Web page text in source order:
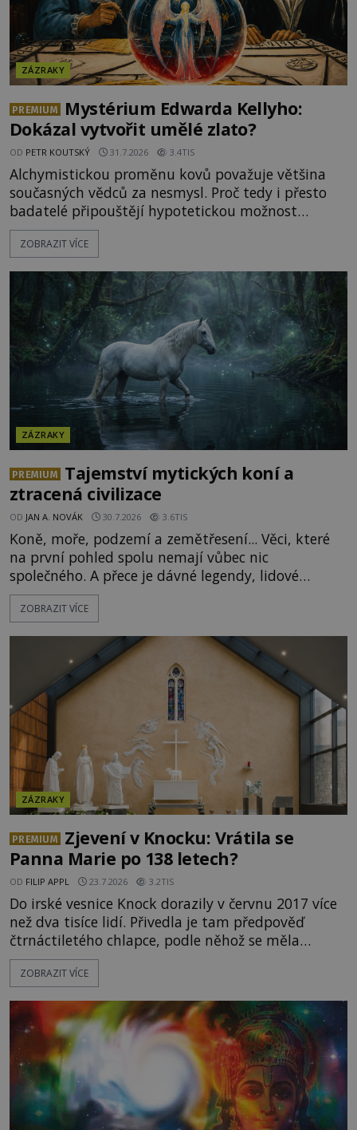
ZÁZRAKY
PREMIUM
Mystérium Edwarda Kellyho:
Dokázal vytvořit umělé zlato?
OD PETR KOUTSKÝ 31.7.2026 3.4TIS
Alchymistickou proměnu kovů považuje většina
současných vědců za nesmysl. Proč tedy i přesto
badatelé připouštějí hypotetickou možnost
transmutace? Mohl její podstatu odhalit anglický
alchymista, vědec a dobrodruh Edward Kelly?
Měšťané pozorují konání muže, který se stává
nesmrtelnou legendou již během
ZOBRAZIT VÍCE
ZÁZRAKY
PREMIUM
Tajemství mytických koní a
ztracená civilizace
OD JAN A. NOVÁK 30.7.2026 3.6TIS
Koně, moře, podzemí a zemětřesení... Věci, které
na první pohled spolu nemají vůbec nic
společného. A přece je dávné legendy, lidové
pohádky i podvědomí psychicky nemocných lidí
podivným způsobem vzájemně propojují. Je
tajemství pocházející ze samých počátků lidské
civilizace? Nebo dokonce z temných vod minulosti
ještě mnohem hlubších? [g
ZOBRAZIT VÍCE
ZÁZRAKY
PREMIUM
Zjevení v Knocku: Vrátila se
Panna Marie po 138 letech?
OD FILIP APPL 23.7.2026 3.2TIS
Do irské vesnice Knock dorazily v červnu 2017 více
než dva tisíce lidí. Přivedla je tam předpověď
čtrnáctiletého chlapce, podle něhož se měla
přesně ve tři hodiny odpoledne zjevit Panna Marie.
Když slunce vystoupilo z mraků, část davu začala
chlapcovo proroctví, nebo poutníci spatřili pouze
neobvyklou hru světla? [gallery
ids="170530,170531,1705
ZOBRAZIT VÍCE